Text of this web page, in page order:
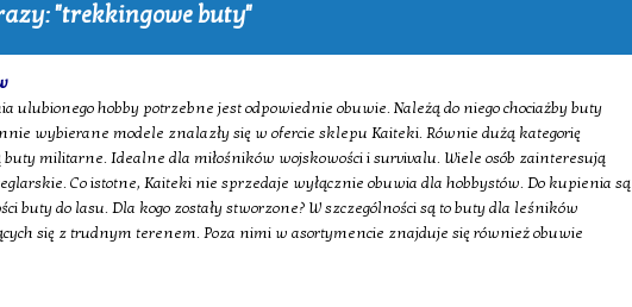
"trekkingowe buty"
ulubionego hobby potrzebne jest odpowiednie obuwie. Należą do niego chociażby buty
wybierane modele znalazły się w ofercie sklepu Kaiteki. Równie dużą kategorię
militarne. Idealne dla miłośników wojskowości i survivalu. Wiele osób zainteresują
Co istotne, Kaiteki nie sprzedaje wyłącznie obuwia dla hobbystów. Do kupienia są
buty do lasu. Dla kogo zostały stworzone? W szczególności są to buty dla leśników
się z trudnym terenem. Poza nimi w asortymencie znajduje się również obuwie